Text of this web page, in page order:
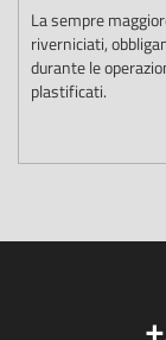
La sempre
riverniciati,
durante le
plastificati.